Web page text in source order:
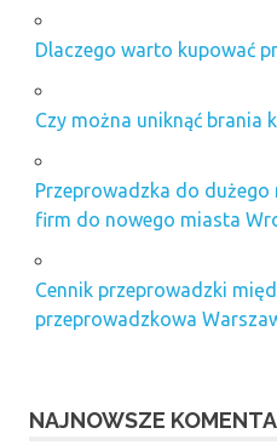
Dlaczego warto kupować
Czy można uniknąć brania
Przeprowadzka do
firm do nowego miasta
Cennik przeprowadzki
przeprowadzkowa
NAJNOWSZE